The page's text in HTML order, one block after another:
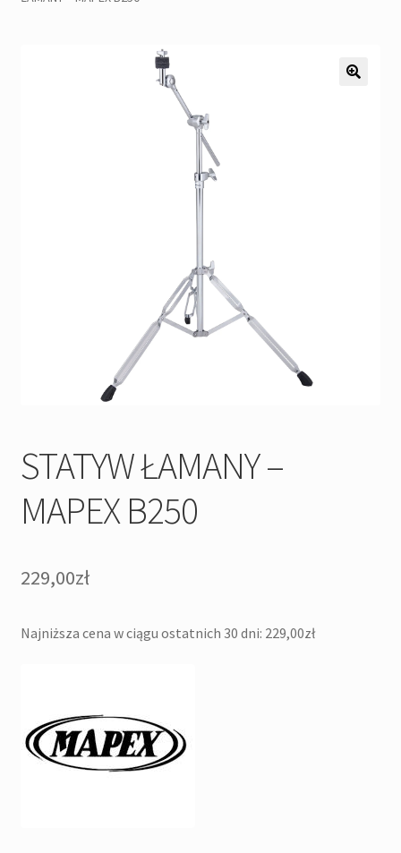
Pozostałe
STATYW ŁAMANY –
MAPEX B250
229,00zł
Najniższa cena w ciągu ostatnich 30 dni: 229,00zł